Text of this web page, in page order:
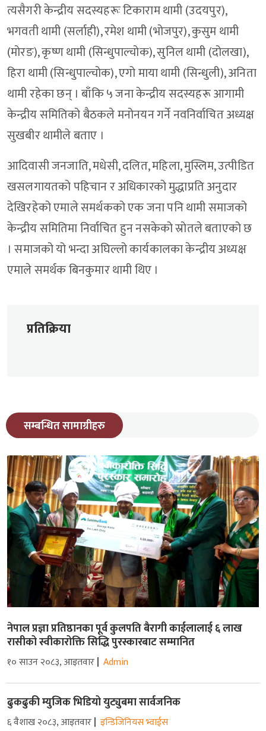
त्यसैगरी केन्द्रीय सदस्यहरूः टिकाराम थामी (उदयपुर),
भगवती थामी (सर्लाही), रमेश थामी (भोजपुर), कुसुम थामी
(मोरङ), कृष्ण थामी (सिन्धुपाल्चोक), सुनिल थामी (दोलखा),
हिरा थामी (सिन्धुपाल्चोक), एगो माया थामी (सिन्धुली), अनिता
थामी रहेका छन् । बाँकि ५ जना केन्द्रीय सदस्यहरू आगामी
केन्द्रीय समितिको बैठकले मनोनयन गर्ने नवनिर्वाचित अध्यक्ष
सुखबीर थामीले बताए ।
आदिवासी जनजाति, मधेसी, दलित, महिला, मुस्लिम, उत्पीडित
खसलगायतको पहिचान र अधिकारको मुद्धाप्रति अनुदार
देखिरहेको एमाले समर्थकको एक जना पनि थामी समाजको
केन्द्रीय समितिमा निर्वाचित हुन नसकेको स्रोतले बताएको छ
। समाजको यो भन्दा अघिल्लो कार्यकालका केन्द्रीय अध्यक्ष
एमाले समर्थक बिनकुमार थामी थिए ।
प्रतिक्रिया
सम्बन्धित सामाग्रीहरु
नेपाल प्रज्ञा प्रतिष्ठानका पूर्व कुलपति बैरागी काईलालाई ६ लाख
रासीको स्वीकारोक्ति सिद्धि पुरस्कारबाट सम्मानित
१० साउन २०८३, आइतवार Admin
ढुकढुकी म्युजिक भिडियो युट्युबमा सार्वजनिक
६ वैशाख २०८३, आइतवार इन्डिजिनियस भ्वाईस